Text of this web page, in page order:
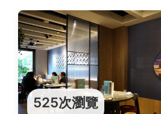
525次瀏覽